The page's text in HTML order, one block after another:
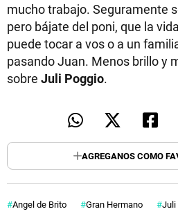
mucho trabajo. Seguramente
pero bájate del poni, que la
puede tocar a vos o a un
pasando Juan. Menos brillo y
sobre Juli Poggio.
AGREGANOS COMO
Angel de Brito Gran Hermano Juli